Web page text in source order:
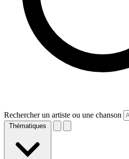
Rechercher un artiste ou une chanson
Thématiques